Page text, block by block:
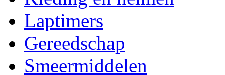
Laptimers
Gereedschap
Smeermiddelen